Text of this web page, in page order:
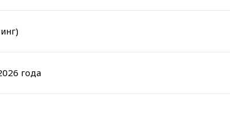
года